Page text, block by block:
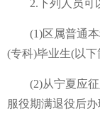
2.下列人员可
(1)区属普通
(专科)毕业生(以下
(2)从宁夏应
服役期满退役后